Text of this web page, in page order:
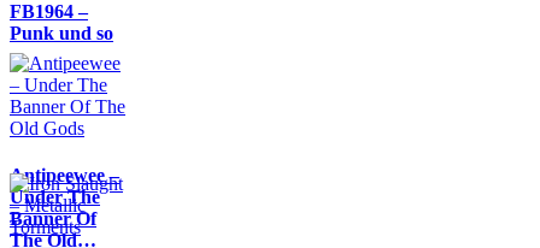
FB1964 –
Punk und so
Antipeewee –
Under The
Banner Of
The Old…